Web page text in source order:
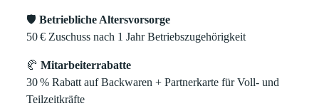
🛡️ Betriebliche Altersvorsorge
50€ Zuschuss nach 1 Jahr Betriebszugehörigkeit
🥐 Mitarbeiterrabatte
30% Rabatt auf Backwaren + Partnerkarte für Voll- und
Teilzeitkräfte